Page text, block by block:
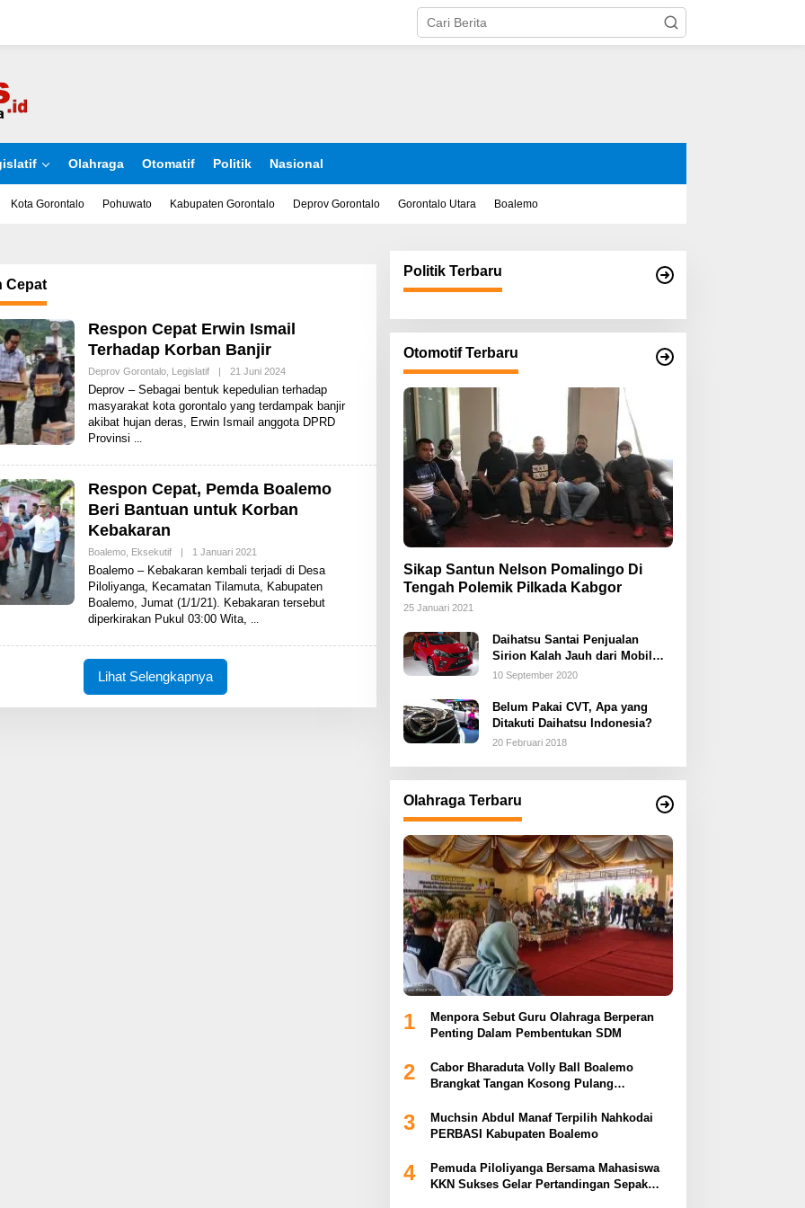
Olahraga Otomatif Politik Nasional
Kota Gorontalo Pohuwato Kabupaten Gorontalo Deprov Gorontalo Gorontalo Utara Boalemo
Cepat
Respon Cepat Erwin Ismail
Terhadap Korban Banjir
Deprov Gorontalo, Legislatif | 21 Juni 2024O
E
H
S
N
E
W
Deprov – Sebagai bentuk kepedulian terhadap
masyarakat kota gorontalo yang terdampak banjir
akibat hujan deras, Erwin Ismail anggota DPRD
Provinsi
Respon Cepat, Pemda Boalemo
Beri Bantuan untuk Korban
Kebakaran
Boalemo, Eksekutif | 1 Januari 2021
E
H
S
Boalemo – Kebakaran kembali terjadi di Desa
Piloliyanga, Kecamatan Tilamuta, Kabupaten
Boalemo, Jumat (1/1/21). Kebakaran tersebut
diperkirakan Pukul 03:00 Wita,
Lihat Selengkapnya
Politik Terbaru
Otomotif Terbaru
Sikap Santun Nelson Pomalingo Di
Tengah Polemik Pilkada Kabgor
25 Januari 2021
Daihatsu Santai Penjualan
Sirion Kalah Jauh dari Mobil
LCGC
10 September 2020
Belum Pakai CVT, Apa yang
Ditakuti Daihatsu Indonesia?
20 Februari 2018
Olahraga Terbaru
1
Menpora Sebut Guru Olahraga Berperan
Penting Dalam Pembentukan SDM
2
Cabor Bharaduta Volly Ball Boalemo
Brangkat Tangan Kosong Pulang
3
Muchsin Abdul Manaf Terpilih Nahkodai
PERBASI Kabupaten Boalemo
4
Pemuda Piloliyanga Bersama Mahasiswa
KKN Sukses Gelar Pertandingan Sepak